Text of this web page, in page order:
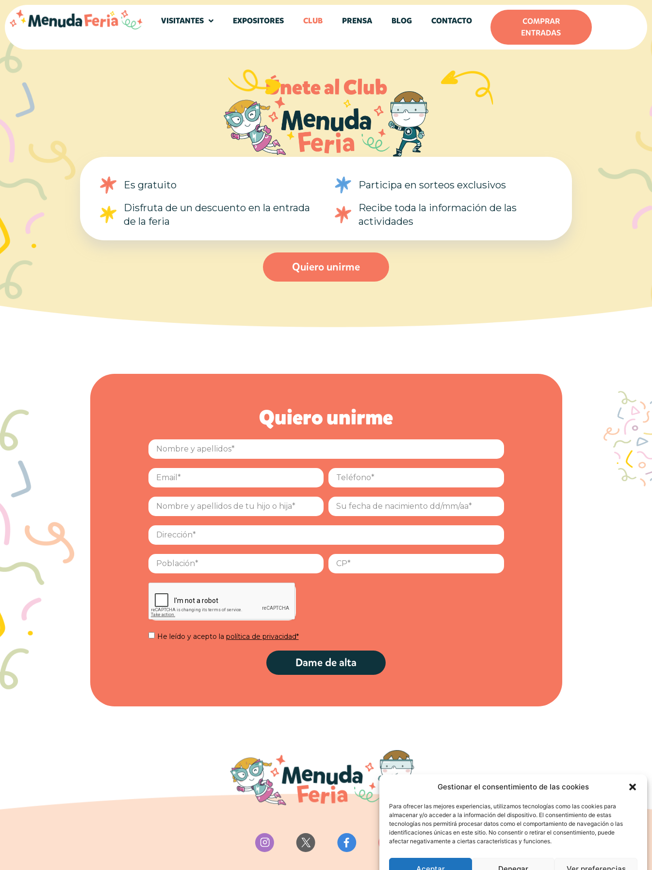
Gestionar el consentimiento de las cookies
Para ofrecer las mejores experiencias, utilizamos tecnologías como las cookies para
almacenar y/o acceder a la información del dispositivo. El consentimiento de estas
tecnologías nos permitirá procesar datos como el comportamiento de navegación o las
identificaciones únicas en este sitio. No consentir o retirar el consentimiento, puede
afectar negativamente a ciertas características y funciones.
VISITANTES EXPOSITORES CLUB PRENSA BLOG CONTACTO
COMPRAR
ENTRADAS
Únete al Club
Es gratuito
Disfruta de un descuento en la entrada
de la feria
Participa en sorteos exclusivos
Recibe toda la información de las
actividades
Quiero unirme
Quiero unirme
He leído y acepto la política de privacidad*
Dame de alta